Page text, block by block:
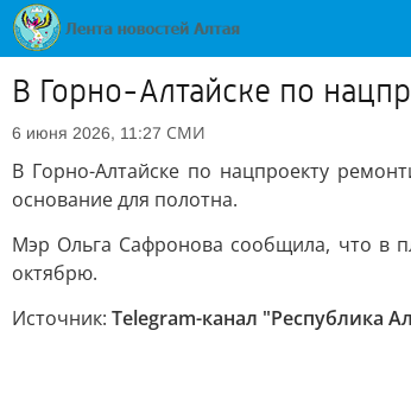
В Горно-Алтайске по
6 июня 2026, 11:27 СМИ
В Горно-Алтайске по нацпроекту
основание для полотна.
Мэр Ольга Сафронова сообщила, что в
октябрю.
Источник: Telegram-канал "Республика